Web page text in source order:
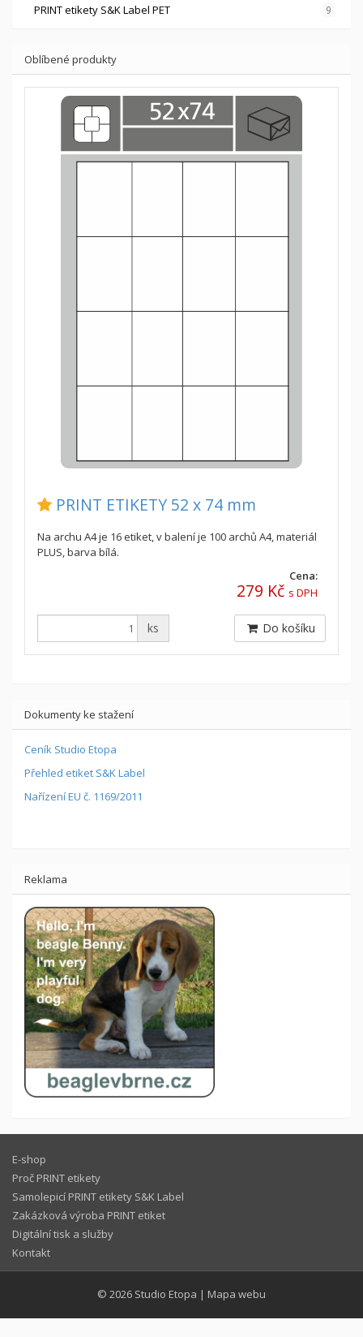
PRINT etikety S&K Label PET 9
Oblíbené produkty
PRINT ETIKETY 52 x 74 mm
Na archu A4 je 16 etiket, v balení je 100 archů A4, materiál
PLUS, barva bílá.
Cena:
279 Kč s DPH
ks Do košíku
Dokumenty ke stažení
Ceník Studio Etopa
Přehled etiket S&K Label
Nařízení EU č. 1169/2011
Reklama
E-shop
Proč PRINT etikety
Samolepicí PRINT etikety S&K Label
Zakázková výroba PRINT etiket
Digitální tisk a služby
Kontakt
© 2026 Studio Etopa | Mapa webu